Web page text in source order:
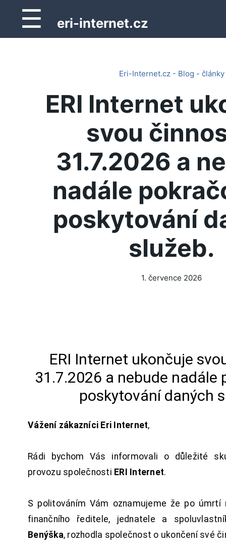
☰ eri-internet.cz
Eri-Internet.cz - Blog - články
ERI Internet
svou
31.7.2026 a
nadále
poskytování
služeb.
1. července 2026
ERI Internet ukončuje
31.7.2026 a nebude nadále
poskytování daných
Vážení zákazníci Eri Internet,
Rádi bychom Vás informovali o důležité
provozu společnosti ERI Internet.
S politováním Vám oznamujeme že po úmrtí
finančního ředitele, jednatele a
Benýška, rozhodla společnost o ukončení své